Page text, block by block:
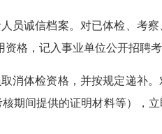
员诚信档案。对已体检、考察
格，记入事业单位公开招聘考
消体检资格，并按规定递补
期间提供的证明材料等），